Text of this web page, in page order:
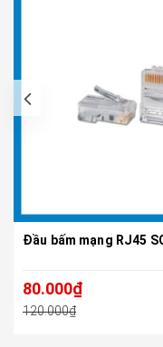
Đầu bấm mạng RJ45
80.000₫
120.000₫